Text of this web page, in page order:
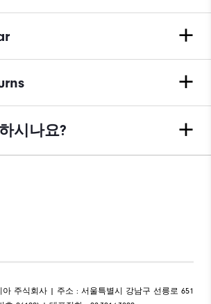
시나요?
주식회사 | 주소 : 서울특별시 강남구 선릉로 651